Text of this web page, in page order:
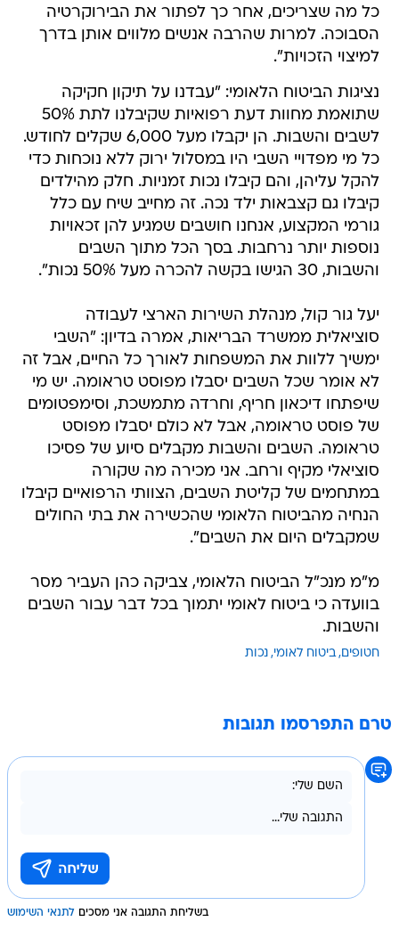
כל מה שצריכים, אחר כך לפתור את הבירוקרטיה
הסבוכה. למרות שהרבה אנשים מלווים אותן בדרך
למיצוי הזכויות".
נציגות הביטוח הלאומי: "עבדנו על תיקון חקיקה
שתואמת מחוות דעת רפואיות שקיבלנו לתת 50%
לשבים והשבות. הן יקבלו מעל 6,000 שקלים לחודש.
כל מי מפדויי השבי היו במסלול ירוק ללא נוכחות כדי
להקל עליהן, והם קיבלו נכות זמניות. חלק מהילדים
קיבלו גם קצבאות ילד נכה. זה מחייב שיח עם כלל
גורמי המקצוע, אנחנו חושבים שמגיע להן זכאויות
נוספות יותר נרחבות. בסך הכל מתוך השבים
והשבות, 30 הגישו בקשה להכרה מעל 50% נכות".
יעל גור קול, מנהלת השירות הארצי לעבודה
סוציאלית ממשרד הבריאות, אמרה בדיון: "השבי
ימשיך ללוות את המשפחות לאורך כל החיים, אבל זה
לא אומר שכל השבים יסבלו מפוסט טראומה. יש מי
שיפתחו דיכאון חריף, וחרדה מתמשכת, וסימפטומים
של פוסט טראומה, אבל לא כולם יסבלו מפוסט
טראומה. השבים והשבות מקבלים סיוע של פסיכו
סוציאלי מקיף ורחב. אני מכירה מה שקורה
במתחמים של קליטת השבים, הצוותי הרפואיים קיבלו
הנחיה מהביטוח הלאומי שהכשירה את בתי החולים
שמקבלים היום את השבים".
מ"מ מנכ"ל הביטוח הלאומי, צביקה כהן העביר מסר
בוועדה כי ביטוח לאומי יתמוך בכל דבר עבור השבים
והשבות.
חטופים ביטוח לאומי נכות
טרם התפרסמו תגובות
בשליחת התגובה אני מסכים לתנאי השימוש